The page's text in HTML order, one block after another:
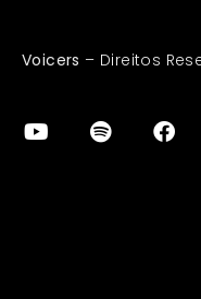
Voicers – Direitos